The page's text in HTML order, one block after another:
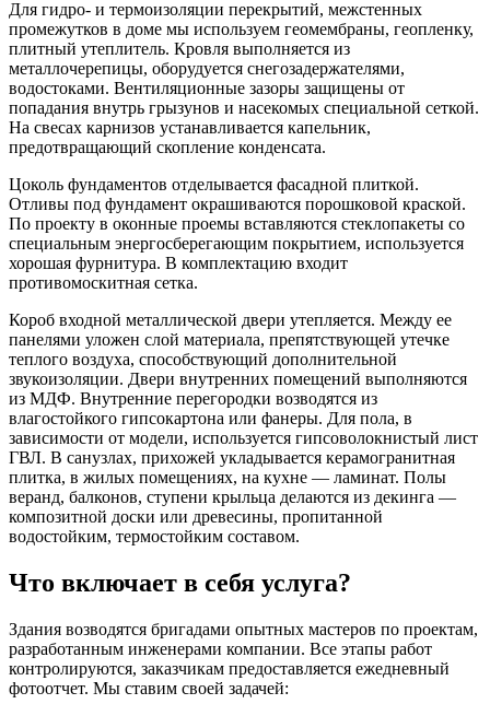
Для гидро- и термоизоляции перекрытий, межстенных
промежутков в доме мы используем геомембраны, геопленку,
плитный утеплитель. Кровля выполняется из
металлочерепицы, оборудуется снегозадержателями,
водостоками. Вентиляционные зазоры защищены от
попадания внутрь грызунов и насекомых специальной сеткой.
На свесах карнизов устанавливается капельник,
предотвращающий скопление конденсата.
Цоколь фундаментов отделывается фасадной плиткой.
Отливы под фундамент окрашиваются порошковой краской.
По проекту в оконные проемы вставляются стеклопакеты со
специальным энергосберегающим покрытием, используется
хорошая фурнитура. В комплектацию входит
противомоскитная сетка.
Короб входной металлической двери утепляется. Между ее
панелями уложен слой материала, препятствующей утечке
теплого воздуха, способствующий дополнительной
звукоизоляции. Двери внутренних помещений выполняются
из МДФ. Внутренние перегородки возводятся из
влагостойкого гипсокартона или фанеры. Для пола, в
зависимости от модели, используется гипсоволокнистый лист
ГВЛ. В санузлах, прихожей укладывается керамогранитная
плитка, в жилых помещениях, на кухне — ламинат. Полы
веранд, балконов, ступени крыльца делаются из декинга —
композитной доски или древесины, пропитанной
водостойким, термостойким составом.
Что включает в себя услуга?
Здания возводятся бригадами опытных мастеров по проектам,
разработанным инженерами компании. Все этапы работ
контролируются, заказчикам предоставляется ежедневный
фотоотчет. Мы ставим своей задачей: